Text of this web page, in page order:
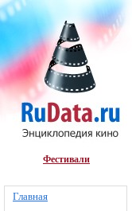
Фестивали
Главная